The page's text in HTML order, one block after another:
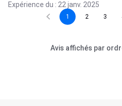
Expérience du : 22 janv. 2025
1 2 3
Avis affichés par